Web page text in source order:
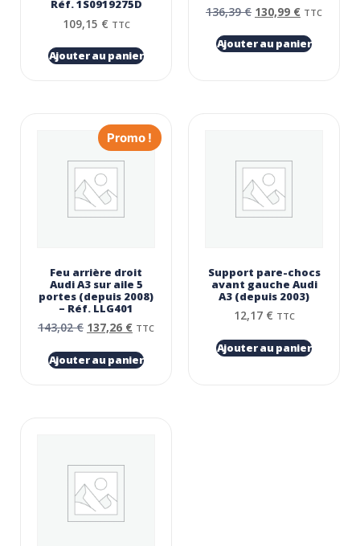
Réf. 1S0919275D
109,15 € TTC
Ajouter au panier
136,39€ 130,99 € TTC
Ajouter au panier
Promo !
Feu arrière droit
Audi A3 sur aile 5
portes (depuis 2008)
– Réf. LLG401
143,02€ 137,26 € TTC
Ajouter au panier
Support pare-chocs
avant gauche Audi
A3 (depuis 2003)
12,17 € TTC
Ajouter au panier